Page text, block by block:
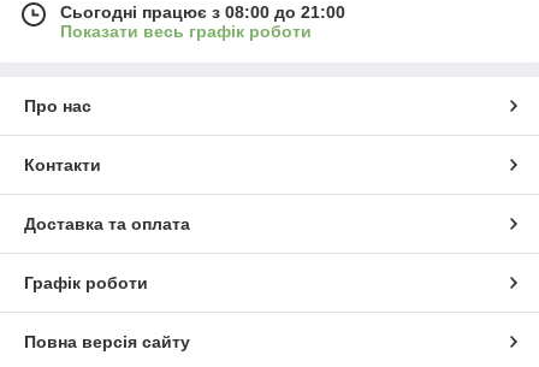
Сьогодні працює з 08:00 до 21:00
Показати весь графік роботи
Про нас
Контакти
Доставка та оплата
Графік роботи
Повна версія сайту